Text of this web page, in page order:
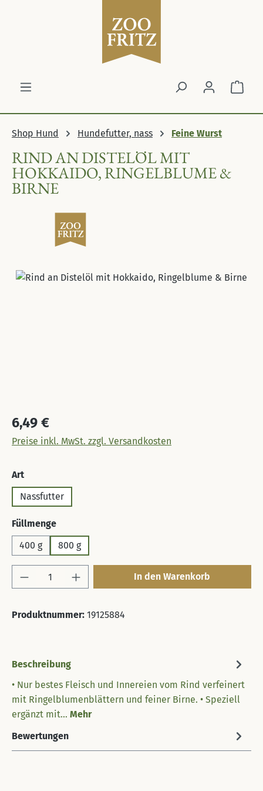
Shop Hund Hundefutter, nass Feine Wurst
RIND AN DISTELÖL MIT
HOKKAIDO, RINGELBLUME &
BIRNE
Bildergalerie überspringen
Regulärer Preis:
6,49 €
Preise inkl. MwSt. zzgl. Versandkosten
Artauswählen
Nassfutter
Füllmengeauswählen
400 g
800 g
Produkt Anzahl: Gib den gewünschten
In den Warenkorb
Produktnummer: 19125884
Beschreibung
• Nur bestes Fleisch und Innereien vom Rind verfeinert
mit Ringelblumenblättern und feiner Birne. • Speziell
ergänzt mit… Mehr
Bewertungen